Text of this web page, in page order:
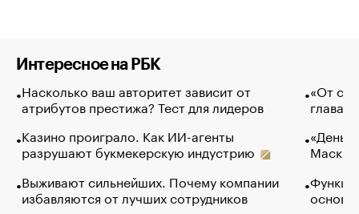
Интересное на РБК
Насколько ваш авторитет зависит от
атрибутов престижа? Тест для лидеров
Казино проиграло. Как ИИ-агенты
разрушают букмекерскую индустрию
Выживают сильнейших. Почему компании
избавляются от лучших сотрудников
«От
глава
Маск в
основ